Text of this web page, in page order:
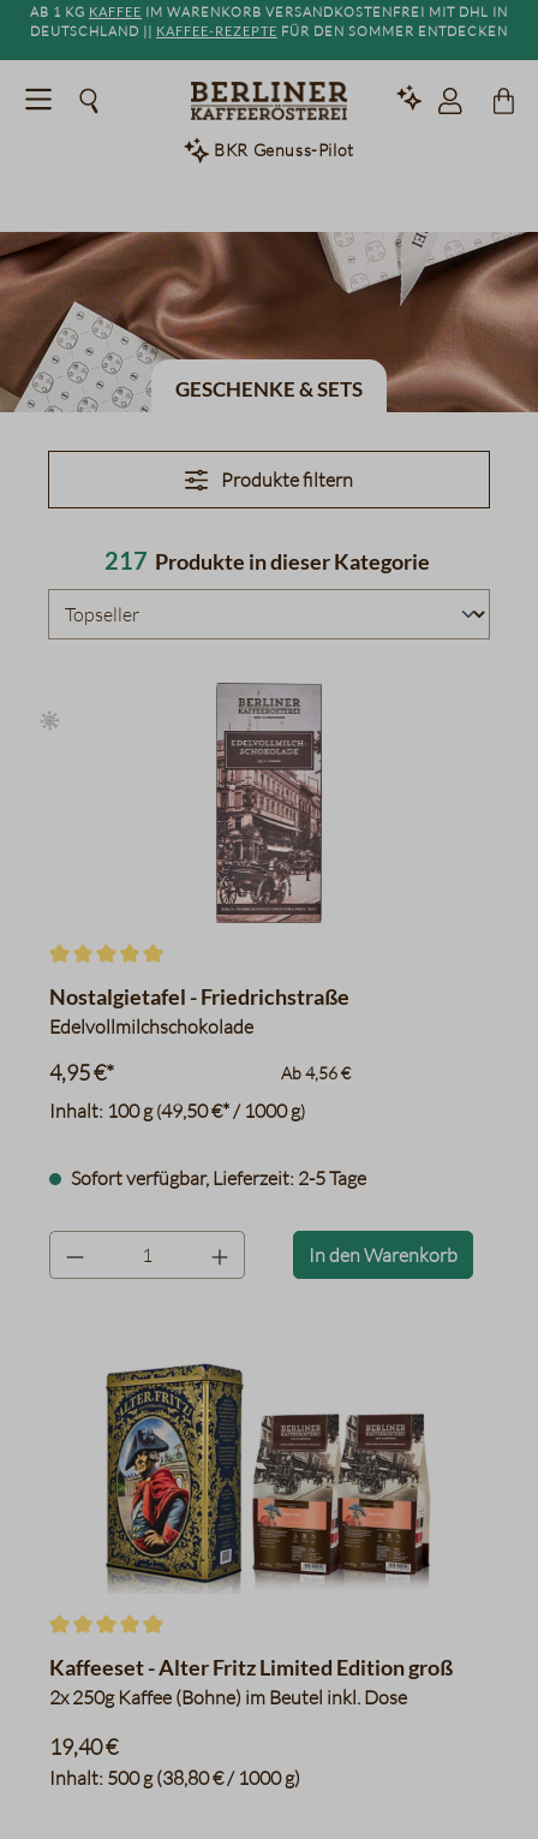
springen
Ab 1 kg Kaffee im Warenkorb versandkostenfrei mit DHL in
Deutschland || Kaffee-Rezepte für den Sommer entdecken
BKR Genuss-Pilot
Geschenke & Sets
Produkte filtern
217 Produkte in dieser Kategorie
Durchschnittliche Bewertung von 5 von 5 Sternen
Nostalgietafel - Friedrichstraße
Edelvollmilchschokolade
Inhalt: 100 g(49,50 €* / 1000 g)
4,95 €* Ab4,56 €
Sofort verfügbar, Lieferzeit: 2-5 Tage
product.quantityLabel In den Warenkorb
Durchschnittliche Bewertung von 4.9 von 5 Sternen
Kaffeeset - Alter Fritz Limited Edition groß
2x 250g Kaffee (Bohne) im Beutel inkl. Dose
Inhalt: 500 g(38,80 € / 1000 g)
19,40 €